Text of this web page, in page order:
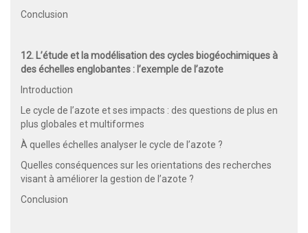
Conclusion
12. L’étude et la modélisation des cycles biogéochimiques à
des échelles englobantes : l’exemple de l’azote
Introduction
Le cycle de l’azote et ses impacts : des questions de plus en
plus globales et multiformes
À quelles échelles analyser le cycle de l’azote ?
Quelles conséquences sur les orientations des recherches
visant à améliorer la gestion de l’azote ?
Conclusion